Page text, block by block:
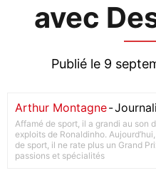
avec
Publié le 9
Arthur Montagne-
Affamé de sport, il a grandi au son
exploits de Ronaldinho.
de sport, il ne rate plus un Grand
passions et spécialités